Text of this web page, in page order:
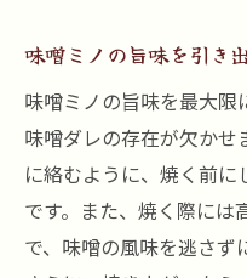
味噌ミノの旨味を引き
味噌ミノの旨味を最大
味噌ダレの存在が欠か
に絡むように、焼く前
です。また、焼く際には
で、味噌の風味を逃さず